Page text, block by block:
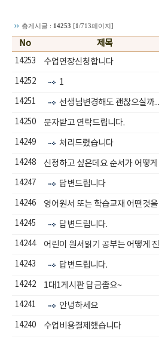
총게시글 : 14253 [1 /713페이지]
No 제목
14253 수업연장신청합니다
14252 1
14251 선생님변경해도 괜찮으실까요?
14250 문자받고 연락드립니다.
14249 처리드렸습니다
14248
14247 답변드립니다
14246
14245 답변드립니다.
14244
14243 답변드립니다.
14242 1대1게시판 답금좀요~
14241 안녕하세요
14240 수업비용결제했습니다